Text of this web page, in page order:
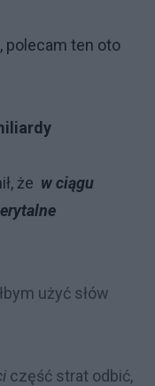
polecam ten oto
że w ciągu
użyć słów
część strat odbić,